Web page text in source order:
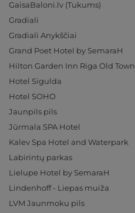
GaisaBaloni.lv (Tukums)
Gradiali
Gradiali Anykščiai
Grand Poet Hotel by SemaraH
Hilton Garden Inn Riga Old Town
Hotel Sigulda
Hotel SOHO
Jaunpils pils
Jūrmala SPA Hotel
Kalev Spa Hotel and Waterpark
Labirintų parkas
Lielupe Hotel by SemaraH
Lindenhoff - Liepas muiža
LVM Jaunmoku pils